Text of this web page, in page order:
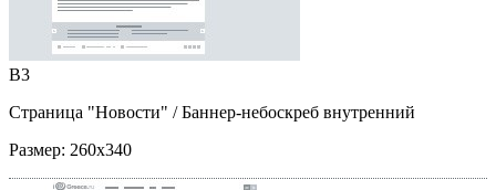
B3
Страница "Новости" / Баннер-небоскреб внутренний
Размер: 260x340